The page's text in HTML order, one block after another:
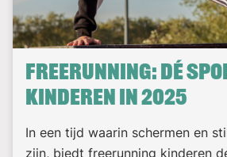
Freerunning: Dé
kinderen in 2025
In een tijd waarin schermen en
zijn, biedt freerunning kinderen